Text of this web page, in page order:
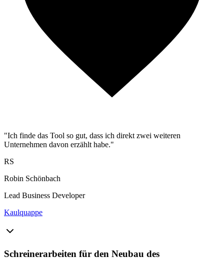
"Ich finde das Tool so gut, dass ich direkt zwei weiteren
Unternehmen davon erzählt habe."
RS
Robin Schönbach
Lead Business Developer
Kaulquappe
Schreinerarbeiten für den Neubau des